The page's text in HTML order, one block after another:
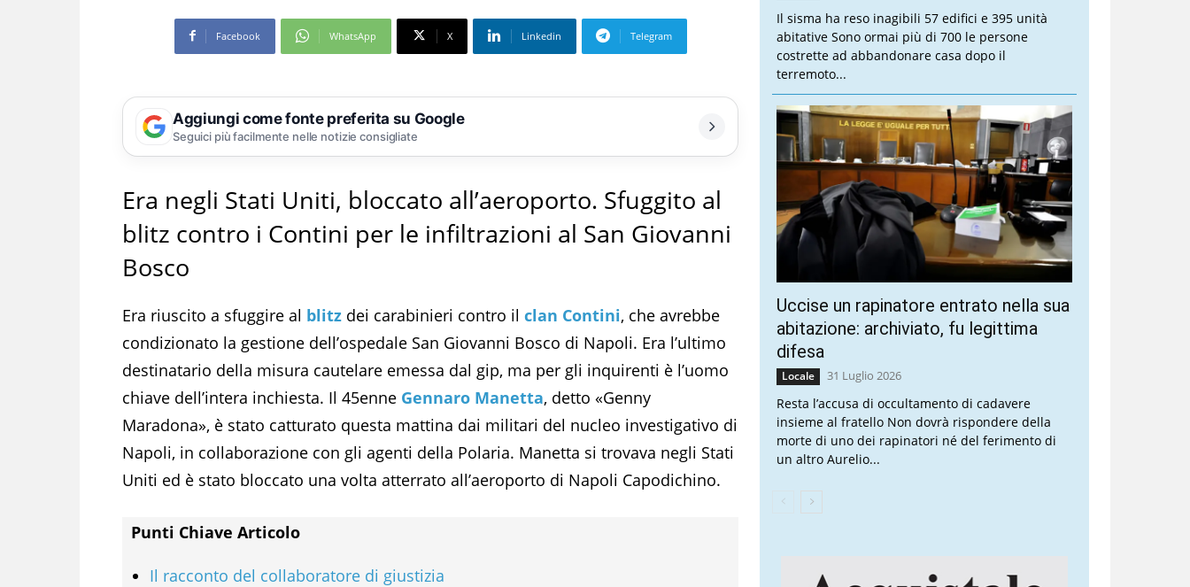
Facebook WhatsApp X Linkedin Telegram
Aggiungi come fonte preferita su Google
Seguici più facilmente nelle notizie consigliate
Era negli Stati Uniti, bloccato all’aeroporto. Sfuggito al
blitz contro i Contini per le infiltrazioni al San Giovanni
Bosco
Era riuscito a sfuggire al blitz dei carabinieri contro il clan Contini, che avrebbe
condizionato la gestione dell’ospedale San Giovanni Bosco di Napoli. Era l’ultimo
destinatario della misura cautelare emessa dal gip, ma per gli inquirenti è l’uomo
chiave dell’intera inchiesta. Il 45enne Gennaro Manetta, detto «Genny
Maradona», è stato catturato questa mattina dai militari del nucleo investigativo di
Napoli, in collaborazione con gli agenti della Polaria. Manetta si trovava negli Stati
Uniti ed è stato bloccato una volta atterrato all’aeroporto di Napoli Capodichino.
Punti Chiave Articolo
Il racconto del collaboratore di giustizia
Il sisma ha reso inagibili 57 edifici e 395 unità
abitative Sono ormai più di 700 le persone
costrette ad abbandonare casa dopo il
terremoto...
Uccise un rapinatore entrato nella sua
abitazione: archiviato, fu legittima
difesa
Locale 31 Luglio 2026
Resta l’accusa di occultamento di cadavere
insieme al fratello Non dovrà rispondere della
morte di uno dei rapinatori né del ferimento di
un altro Aurelio...